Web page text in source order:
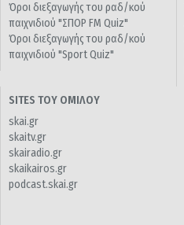
Όροι διεξαγωγής του ραδ/κού
παιχνιδιού "ΣΠΟΡ FM Quiz"
Όροι διεξαγωγής του ραδ/κού
παιχνιδιού "Sport Quiz"
SITES ΤΟΥ ΟΜΙΛΟΥ
skai.gr
skaitv.gr
skairadio.gr
skaikairos.gr
podcast.skai.gr